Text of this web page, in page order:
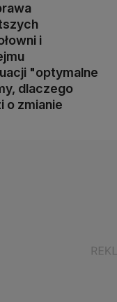
i
"optymalne
dlaczego
o zmianie